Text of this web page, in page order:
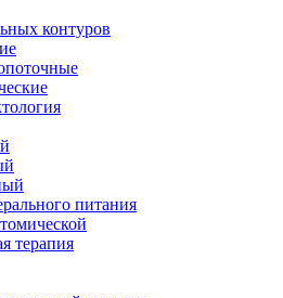
контуров
питания
терапия